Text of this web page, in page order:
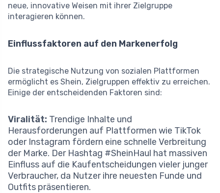
neue, innovative Weisen mit ihrer Zielgruppe
interagieren können.
Einflussfaktoren auf den Markenerfolg
Die strategische Nutzung von sozialen Plattformen
ermöglicht es Shein, Zielgruppen effektiv zu erreichen.
Einige der entscheidenden Faktoren sind:
Viralität: Trendige Inhalte und
Herausforderungen auf Plattformen wie TikTok
oder Instagram fördern eine schnelle Verbreitung
der Marke. Der Hashtag #SheinHaul hat massiven
Einfluss auf die Kaufentscheidungen vieler junger
Verbraucher, da Nutzer ihre neuesten Funde und
Outfits präsentieren.